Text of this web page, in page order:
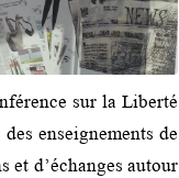
sur la Liberté
enseignements de
et d’échanges autour